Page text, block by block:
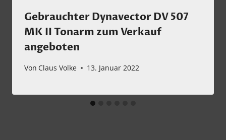
Gebrauchter Dynavector DV 507
MK II Tonarm zum Verkauf
angeboten
Von Claus Volke 13. Januar 2022